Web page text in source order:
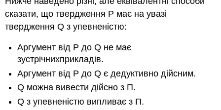
сказати, що твердження P має на увазі
твердження Q з упевненістю:
Аргумент від P до Q не має
зустрічнихприкладів.
Аргумент від P до Q є дедуктивно дійсним.
Q можна вивести дійсно з П.
Q з упевненістю випливає з П.